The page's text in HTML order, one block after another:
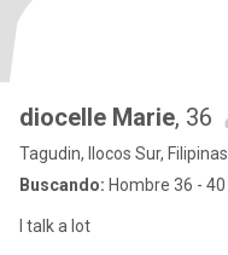
diocelle Marie, 36
Tagudin, Ilocos Sur, Filipinas
Buscando: Hombre 36 - 40
I talk a lot